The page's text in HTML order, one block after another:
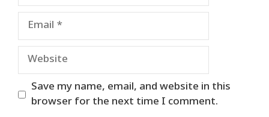
Email
Website
Save my name, email, and website in this
browser for the next time I comment.